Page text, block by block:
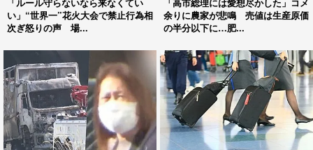
い」“世界一”花火大会で禁止行為相
次ぎ怒りの声 場...
余りに農家が悲鳴 売値は生産原価
の半分以下に…肥...